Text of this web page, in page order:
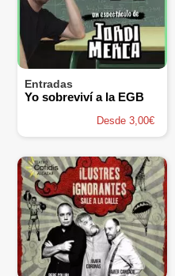
Entradas
Yo sobreviví a la EGB
Desde 3,00€